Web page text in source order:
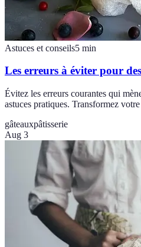
Astuces et conseils5 min
Les erreurs à éviter pour
Évitez les erreurs courantes qui
astuces pratiques. Transformez
gâteauxpâtisserie
Aug 3